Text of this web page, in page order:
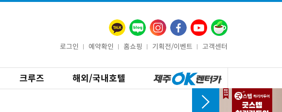
로그인 예약확인 홈쇼핑 기획전/이벤트 고객센터
크루즈 해외/국내호텔